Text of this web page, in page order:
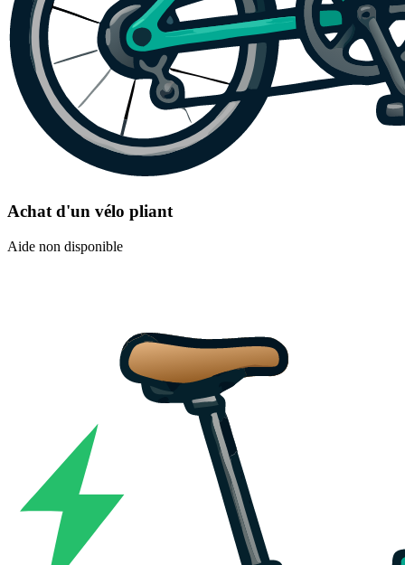
Achat d'un vélo pliant
Aide non disponible